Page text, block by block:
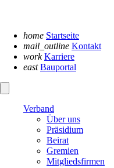
home Startseite
mail_outline Kontakt
work Karriere
east Bauportal
Verband
Über uns
Präsidium
Beirat
Gremien
Mitgliedsfirmen